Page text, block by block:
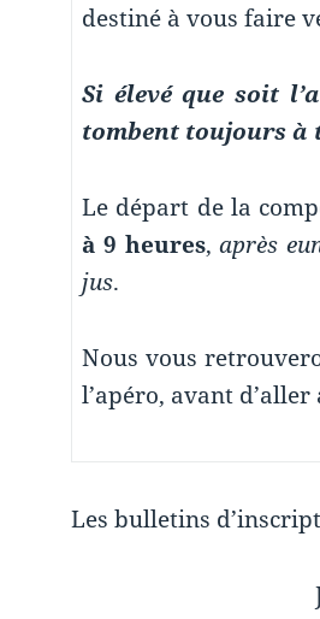
destiné à vous faire
Si élevé que soit
tombent toujours à
Le départ de la
à 9 heures,après
jus.
Nous vous
l’apéro, avant
Les bulletins